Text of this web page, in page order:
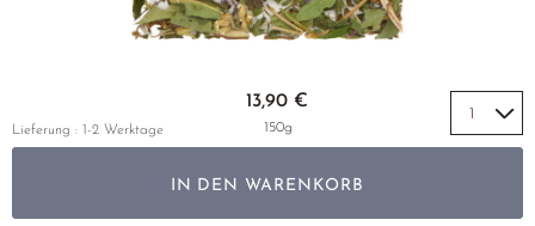
EMPFEHLUNGEN
GELBER TEE
SETS & GIFTS
PHOENIX DANCONG
ZHANGPING SHUI XIAN
JAPAN
TÜRKEI
NACH SORTE
MATE TEE
SELTENE INCENCES
HEMO PURE
13,90 €
150g
IN DEN WARENKORB
Lieferung : 1-2 Werktage